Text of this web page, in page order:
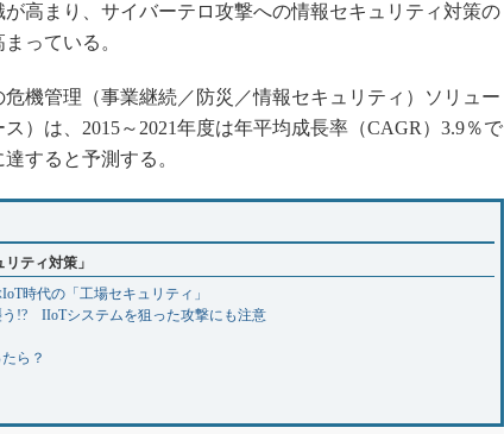
高まり、サイバーテロ攻撃への情報セキュリティ対策の
っている。
機管理（事業継続／防災／情報セキュリティ）ソリュー
）は、2015～2021年度は年平均成長率（CAGR）3.9％で
すると予測する。
ティ対策」
時代の「工場セキュリティ」
!? IIoTシステムを狙った攻撃にも注意
ら？